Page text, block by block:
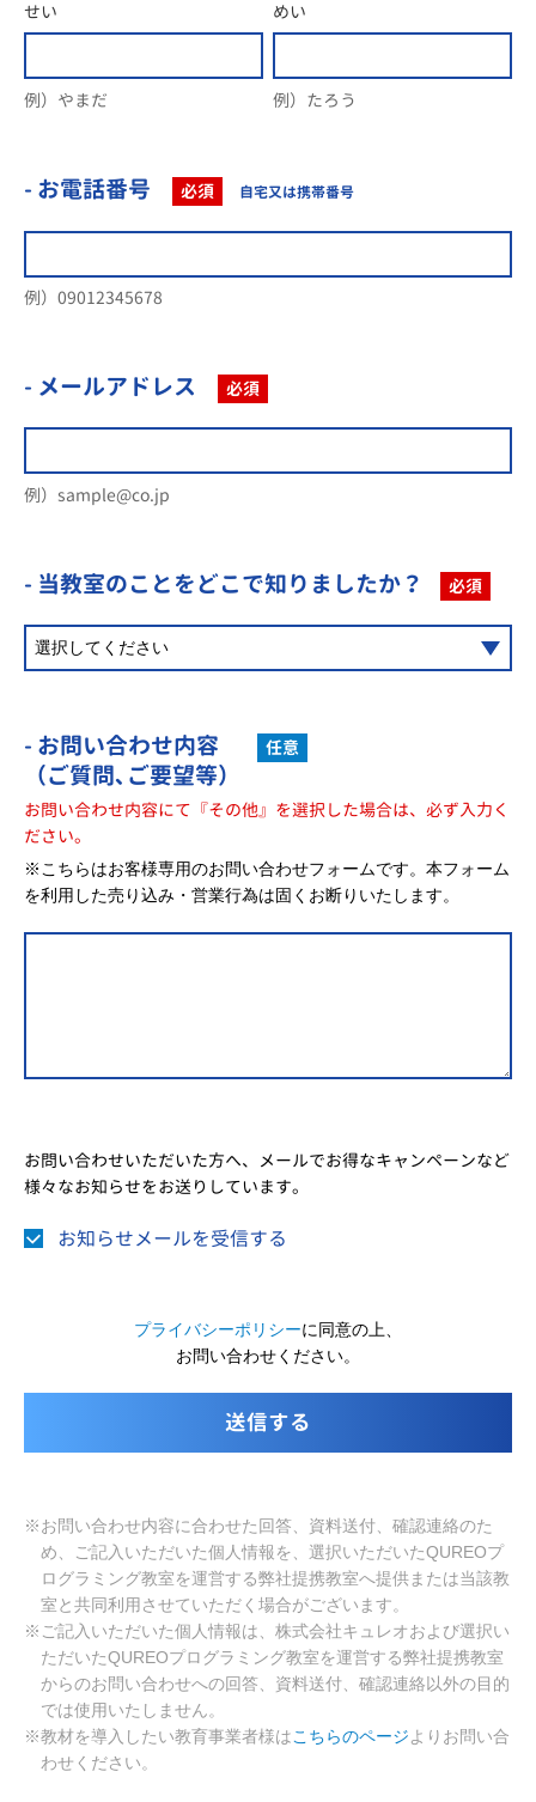
せい
例）やまだ
めい
例）たろう
- お電話番号 必須 自宅又は携帯番号
例）09012345678
- メールアドレス 必須
例）sample@co.jp
- 当教室のことをどこで知りましたか？ 必須
- お問い合わせ内容
（ご質問､ご要望等）
任意
お問い合わせ内容にて『その他』を選択した場合は、必ず入力く
ださい。
※こちらはお客様専用のお問い合わせフォームです。本フォーム
を利用した売り込み・営業行為は固くお断りいたします。
お問い合わせいただいた方へ、メールでお得なキャンペーンなど
様々なお知らせをお送りしています。
お知らせメールを受信する
プライバシーポリシーに同意の上、
お問い合わせください。
※お問い合わせ内容に合わせた回答、資料送付、確認連絡のた
め、ご記入いただいた個人情報を、選択いただいたQUREOプ
ログラミング教室を運営する弊社提携教室へ提供または当該教
室と共同利用させていただく場合がございます。
※ご記入いただいた個人情報は、株式会社キュレオおよび選択い
ただいたQUREOプログラミング教室を運営する弊社提携教室
からのお問い合わせへの回答、資料送付、確認連絡以外の目的
では使用いたしません。
※教材を導入したい教育事業者様はこちらのページよりお問い合
わせください。